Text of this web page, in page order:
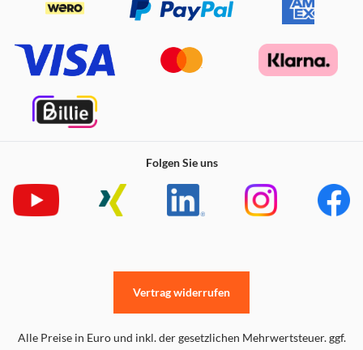
Folgen Sie uns
Alle Preise in Euro und inkl. der gesetzlichen Mehrwertsteuer. ggf.
Vertrag widerrufen